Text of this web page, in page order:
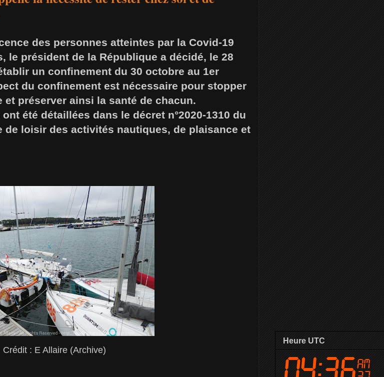
des personnes atteintes par la Covid-19
le président de la République a décidé, le 28
un confinement du 30 octobre au 1er
du confinement est nécessaire pour stopper
et préserver ainsi la santé de chacun.
été détaillées dans le décret n°2020-1310 du
de loisir des activités nautiques, de plaisance et
Crédit : E Allaire (Archive)
Heure UTC